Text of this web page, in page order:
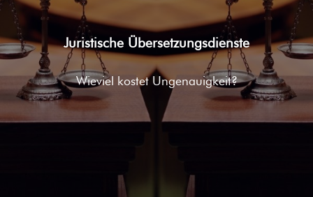
Juristische Übersetzungsdienste
Wieviel kostet Ungenauigkeit?